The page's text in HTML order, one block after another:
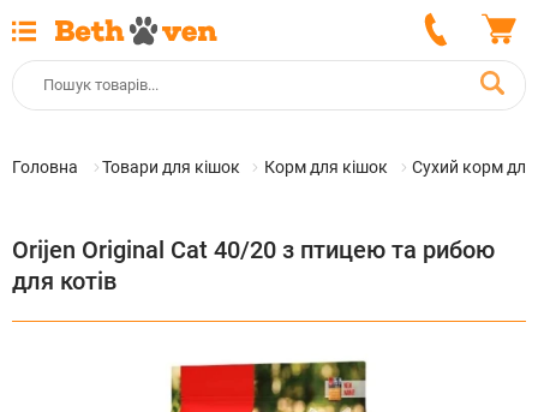
Головна Товари для кішок Корм для кішок Сухий корм для
Orijen Original Cat 40/20 з птицею та рибою
для котів